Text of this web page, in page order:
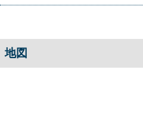
地図